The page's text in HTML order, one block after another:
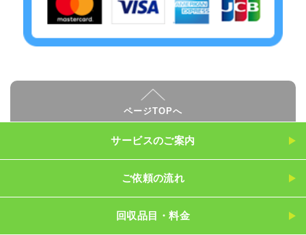
ページTOPへ
サービスのご案内
ご依頼の流れ
回収品目・料金